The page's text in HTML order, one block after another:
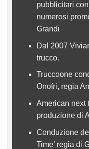
pubblicitari
numerosi
Grandi
Dal 2007
trucco.
Truccoone
Onofri, regia
American next
produzione di
Conduzione
Time’ regia di